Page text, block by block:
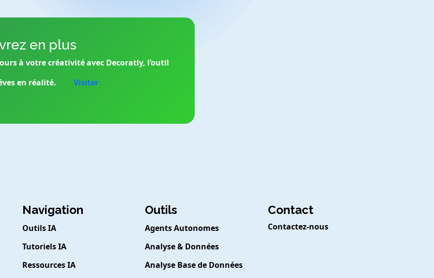
en plus
à votre créativité avec Decoratly, l’outil
en réalité.
Visiter
Navigation
Outils IA
Tutoriels IA
Ressources IA
Outils
Agents Autonomes
Analyse & Données
Analyse Base de Données
Contact
Contactez-nous